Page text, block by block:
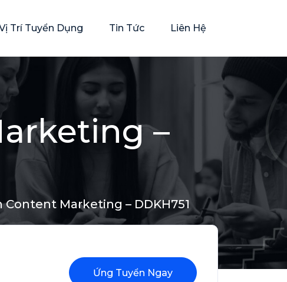
Trí Tuyển Dụng Tin Tức Liên Hệ
–
Content Marketing – DDKH751
Ứng Tuyển Ngay